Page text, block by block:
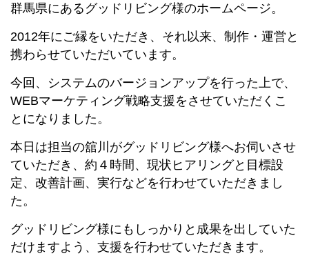
群馬県にあるグッドリビング様のホームページ。
2012年にご縁をいただき、それ以来、制作・運営と
携わらせていただいています。
今回、システムのバージョンアップを行った上で、
WEBマーケティング戦略支援をさせていただくこ
とになりました。
本日は担当の舘川がグッドリビング様へお伺いさせ
ていただき、約４時間、現状ヒアリングと目標設
定、改善計画、実行などを行わせていただきまし
た。
グッドリビング様にもしっかりと成果を出していた
だけますよう、支援を行わせていただきます。